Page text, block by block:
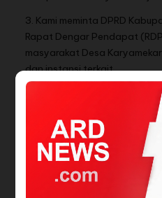
3. Kami meminta DPRD
Rapat Dengar Pendapat
masyarakat Desa
dan instansi terkait.
Demikian surat terbuka ini
perlawanan moral, sekaligus
rakyat kecil yang selama ini
atas tanah kekayaannya
Atas perhatian dan
kami haturkan terima kasih.